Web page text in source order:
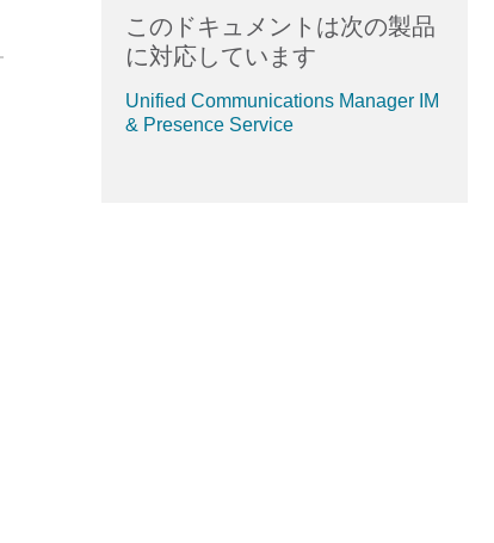
このドキュメントは次の製品
に対応しています
Unified Communications Manager IM
& Presence Service